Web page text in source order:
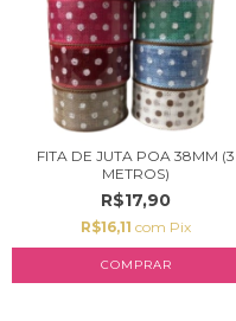
FITA DE JUTA POA 38MM (3
METROS)
R$17,90
R$16,11 com Pix
COMPRAR